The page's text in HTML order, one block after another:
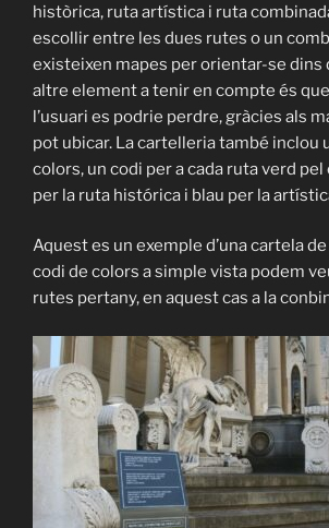
històrica, ruta artística i ruta
escollir entre les dues rutes o un
existeixen mapes per orientar-se dins
altre element a tenir en compte és
l’usuari es podrie perdre, gràcies als
pot ubicar. La cartelleria també inclou
colors, un codi per a cada ruta verd
per la ruta histórica i blau per la
Aquest es un exemple d’una cartela
codi de colors a simple vista podem
rutes pertany, en aquest cas a la